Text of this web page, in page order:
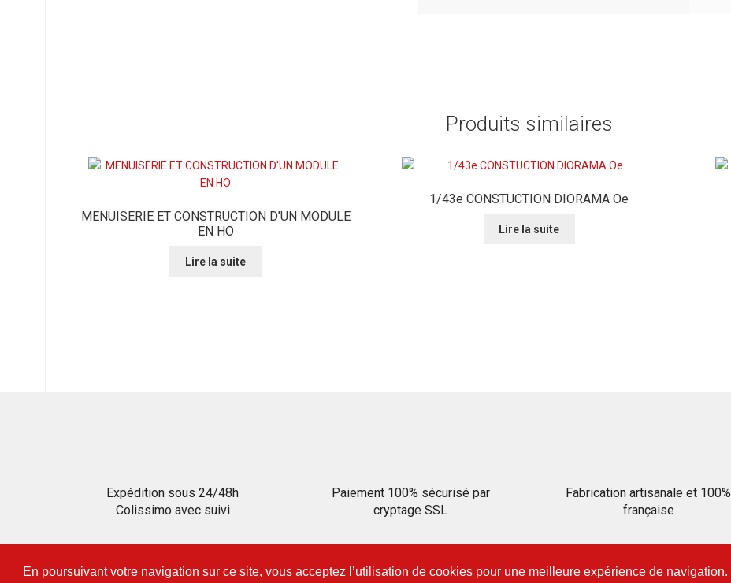
En poursuivant votre navigation sur ce site, vous acceptez l’utilisation de cookies pour une meilleure expérience de navigation.
Produits similaires
MENUISERIE ET CONSTRUCTION D’UN MODULE
EN HO
Lire la suite
1/43e CONSTUCTION DIORAMA Oe
Lire la suite
Expédition sous 24/48h
Colissimo avec suivi
Paiement 100% sécurisé par
cryptage SSL
Fabrication artisanale et 100%
française